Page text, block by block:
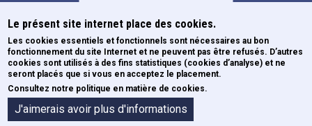
Le présent site internet place des cookies.
Les cookies essentiels et fonctionnels sont nécessaires au bon
fonctionnement du site Internet et ne peuvent pas être refusés. D’autres
cookies sont utilisés à des fins statistiques (cookies d’analyse) et ne
seront placés que si vous en acceptez le placement.
Consultez notre politique en matière de cookies.
J'aimerais avoir plus d'informations
Pied de page
Formations
Newsletters
ECE
Formulaires
A propos de l'IFJ